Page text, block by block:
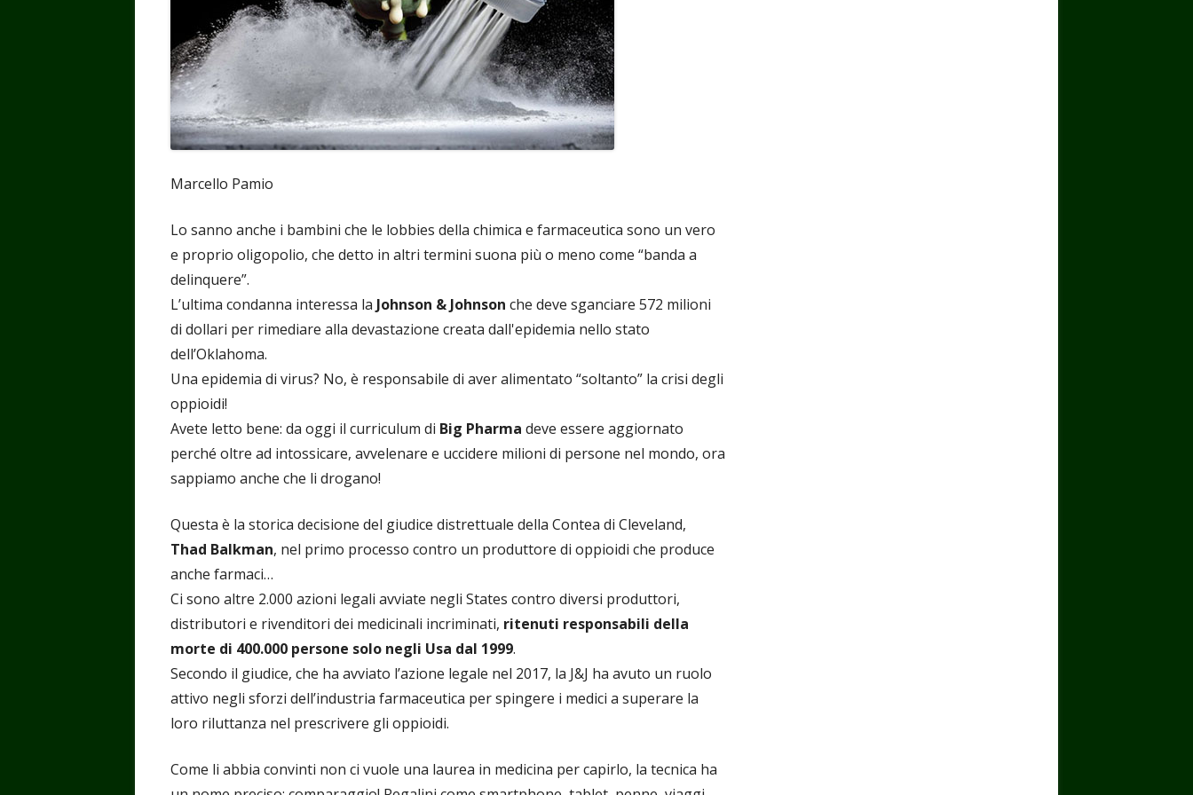
Marcello Pamio
Lo sanno anche i bambini che le lobbies della chimica e farmaceutica sono un vero
e proprio oligopolio, che detto in altri termini suona più o meno come “banda a
delinquere”.
L’ultima condanna interessa la Johnson & Johnson che deve sganciare 572 milioni
di dollari per rimediare alla devastazione creata dall'epidemia nello stato
dell’Oklahoma.
Una epidemia di virus? No, è responsabile di aver alimentato “soltanto” la crisi degli
oppioidi!
Avete letto bene: da oggi il curriculum di Big Pharma deve essere aggiornato
perché oltre ad intossicare, avvelenare e uccidere milioni di persone nel mondo, ora
sappiamo anche che li drogano!
Questa è la storica decisione del giudice distrettuale della Contea di Cleveland,
Thad Balkman, nel primo processo contro un produttore di oppioidi che produce
anche farmaci…
Ci sono altre 2.000 azioni legali avviate negli States contro diversi produttori,
distributori e rivenditori dei medicinali incriminati, ritenuti responsabili della
morte di 400.000 persone solo negli Usa dal 1999.
Secondo il giudice, che ha avviato l’azione legale nel 2017, la J&J ha avuto un ruolo
attivo negli sforzi dell’industria farmaceutica per spingere i medici a superare la
loro riluttanza nel prescrivere gli oppioidi.
Come li abbia convinti non ci vuole una laurea in medicina per capirlo, la tecnica ha